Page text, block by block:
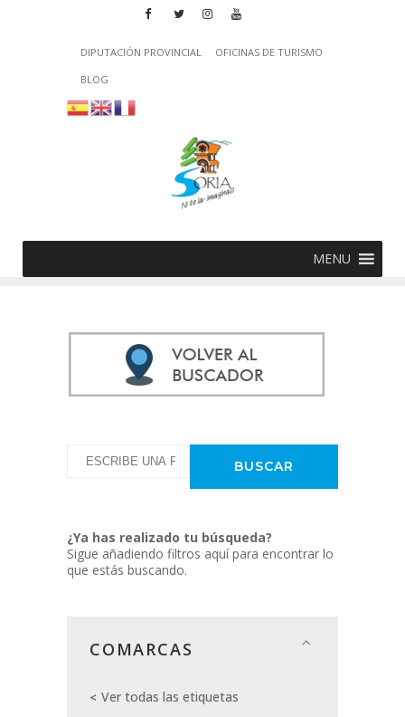
DIPUTACIÓN PROVINCIAL
OFICINAS DE TURISMO
BLOG
MENU
¿Ya has realizado tu búsqueda?
Sigue añadiendo filtros aquí para encontrar lo
que estás buscando.
COMARCAS
Ver todas las etiquetas